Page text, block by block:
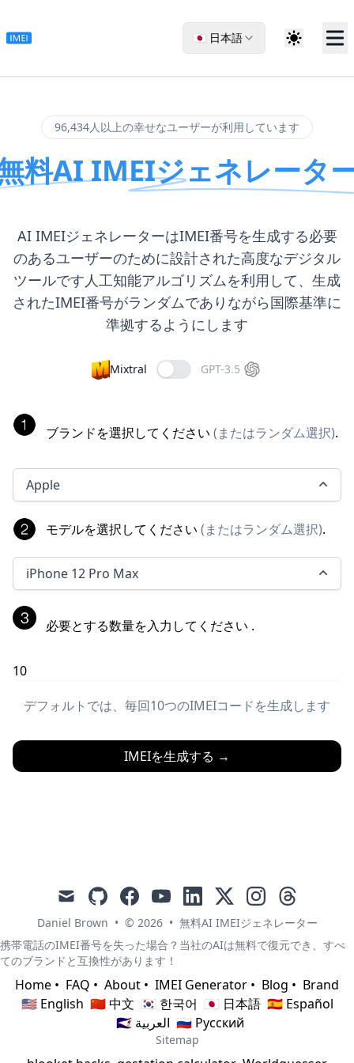
🇯🇵 日本語
96,434人以上の幸せなユーザーが利用しています
料AI IMEIジェネレータ
AI IMEIジェネレーターはIMEI番号を生成する必要
のあるユーザーのために設計された高度なデジタル
ツールです人工知能アルゴリズムを利用して、生成
されたIMEI番号がランダムでありながら国際基準に
準拠するようにします
Mixtral GPT-3.5
ブランドを選択してください (またはランダム選択).
Apple
モデルを選択してください (またはランダム選択).
iPhone 12 Pro Max
必要とする数量を入力してください .
デフォルトでは、毎回10つのIMEIコードを生成します
IMEIを生成する →
mail githubfacebookyoutubelinkedin
x instagramthreads
Daniel Brown • © 2026 • 無料AI IMEIジェネレーター
携帯電話のIMEI番号を失った場合？当社のAIは無料で復元でき、すべ
てのブランドと互換性があります！
Home • FAQ • About • IMEI Generator • Blog • Brand
🇺🇸 English 🇨🇳 中文 🇰🇷 한국어 🇯🇵 日本語 🇪🇸 Español
🇸🇦 العربية 🇷🇺 Русский
Sitemap